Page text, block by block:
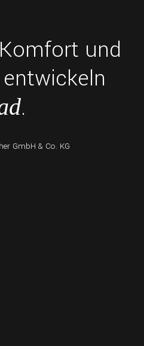
und
.
GmbH & Co. KG